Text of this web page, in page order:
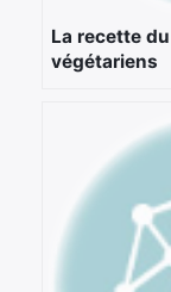
La recette
végétariens